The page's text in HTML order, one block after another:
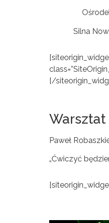
Silna
[/
Warsztat
Paweł
„Ćwiczyć